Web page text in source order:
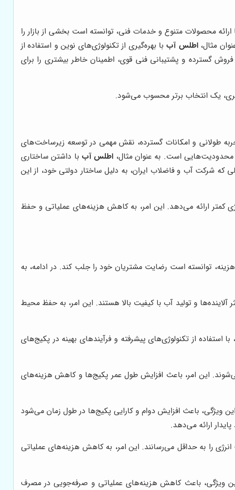
محصولات متنوع و خدمات فنی، توانسته است بخشی از بازار را
مثال،اطلس آب با بهره‌گیری از تکنولوژی‌های نوین و استفاده از
گسترده و پشتیبانی فنی قوی، اطمینان خاطر بیشتری را برای
یک انتخاب برتر محسوب می‌شود.
طولانی و امکانات گسترده، نقش مهمی در توسعه زیرساخت‌های
محدودیت‌هایی است. به عنوان مثال، اطلس آب با داشتن ساختاری
شرکت آب و فاضلاب ایران، به دلیل ساختار دولتی خود، از این
کمتر ارائه می‌دهد. این امر، به کاهش هزینه‌های عملیاتی و حفظ
توانسته است رضایت مشتریان خود را جلب کند. در ادامه، به
آلاینده‌ها و تولید آب با کیفیت بالا هستند. این امر، به حفظ محیط
استفاده از تکنولوژی‌های پیشرفته و فرآیندهای بهینه در پکیج‌های
این امر، باعث افزایش طول عمر پکیج‌ها و کاهش هزینه‌های
ویژگی، باعث افزایش دوام و کارایی پکیج‌ها در طول زمان می‌شود
ارائه می‌دهد.
را به حداقل می‌رسانند. این امر، به کاهش هزینه‌های عملیاتی
ویژگی، باعث کاهش هزینه‌های عملیاتی و صرفه‌جویی در مصرف